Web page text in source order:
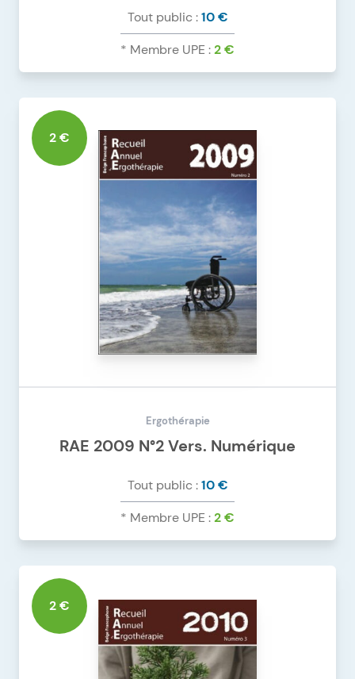
Tout public :10 €
* Membre UPE :2 €
2 €
Ergothérapie
RAE 2009 N°2 Vers. Numérique
Tout public :10 €
* Membre UPE :2 €
2 €